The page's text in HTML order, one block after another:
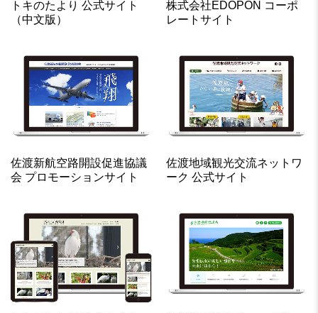
トキのたより 公式サイト
（中文版）
株式会社EDOPON コーポ
レートサイト
佐渡新航空路開設促進協議
会 プロモーションサイト
佐渡地域観光交流ネットワ
ーク 公式サイト